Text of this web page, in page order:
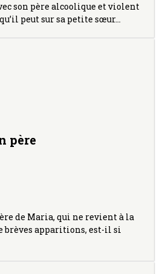
son père alcoolique et violent
peut sur sa petite sœur…
père
de Maria, qui ne revient à la
brèves apparitions, est-il si